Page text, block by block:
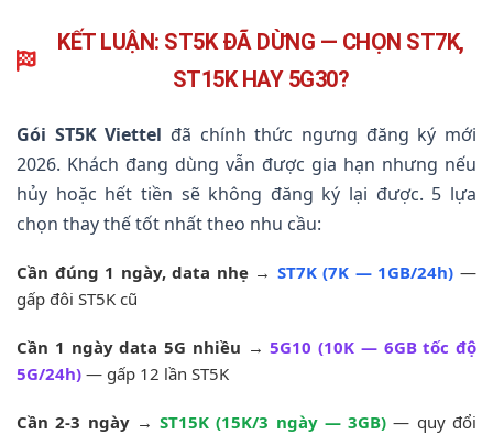
KẾT LUẬN: ST5K ĐÃ DỪNG — CHỌN ST7K,
ST15K HAY 5G30?
Gói ST5K Viettel đã chính thức ngưng đăng ký mới
2026. Khách đang dùng vẫn được gia hạn nhưng nếu
hủy hoặc hết tiền sẽ không đăng ký lại được. 5 lựa
chọn thay thế tốt nhất theo nhu cầu:
Cần đúng 1 ngày, data nhẹ→ ST7K (7K — 1GB/24h) —
gấp đôi ST5K cũ
Cần 1 ngày data 5G nhiều →5G10 (10K — 6GB tốc độ
5G/24h) — gấp 12 lần ST5K
Cần 2-3 ngày→ST15K (15K/3 ngày — 3GB) — quy đổi